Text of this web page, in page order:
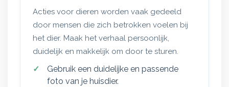
Acties voor dieren worden vaak gedeeld
door mensen die zich betrokken voelen bij
het dier. Maak het verhaal persoonlijk,
duidelijk en makkelijk om door te sturen.
Gebruik een duidelijke en passende
foto van je huisdier.